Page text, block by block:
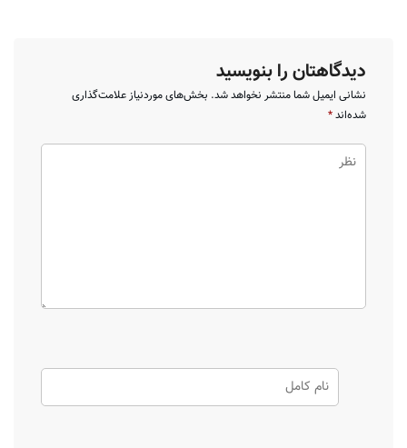
دیدگاهتان را بنویسید
نشانی ایمیل شما منتشر نخواهد شد. بخش‌های موردنیاز علامت‌گذاری
شده‌اند*